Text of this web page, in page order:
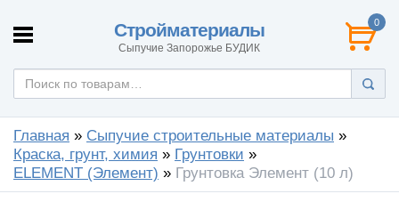
Стройматериалы
Сыпучие Запорожье БУДИК
0
Главная » Сыпучие строительные материалы »
Краска, грунт, химия » Грунтовки »
ELEMENT (Элемент) » Грунтовка Элемент (10 л)